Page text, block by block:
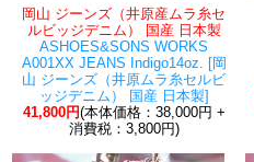
岡山 ジーンズ（井原産ムラ糸セ
ルビッジデニム） 国産 日本製
ASHOES&SONS WORKS
A001XX JEANS Indigo14oz. [岡
山 ジーンズ（井原ムラ糸セルビ
ッジデニム） 国産 日本製]
41,800円(本体価格：38,000円 +
消費税：3,800円)